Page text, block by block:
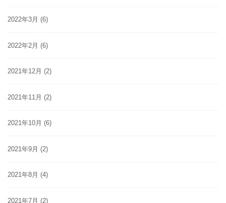
2022年3月 (6)
2022年2月 (6)
2021年12月 (2)
2021年11月 (2)
2021年10月 (6)
2021年9月 (2)
2021年8月 (4)
2021年7月 (2)